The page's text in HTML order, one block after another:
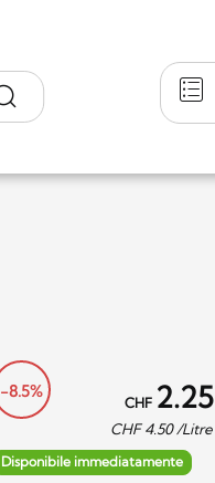
Ricerca
-8.5%
CHF 2.25
CHF4.50/Litre
Disponibile immediatamente